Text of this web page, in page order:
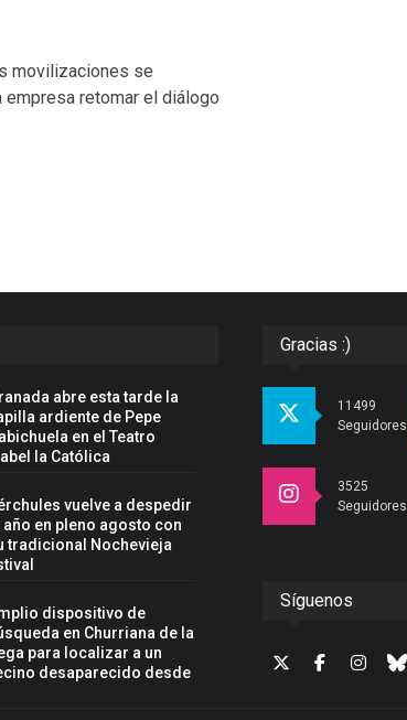
movilizaciones se
empresa retomar el diálogo
abre esta tarde la
ardiente de Pepe
en el Teatro
la Católica
vuelve a despedir
año en pleno agosto con
tradicional Nochevieja
dispositivo de
en Churriana de la
para localizar a un
desaparecido desde
Gracias :)
11499
Seguidores
3525
Seguidores
Síguenos